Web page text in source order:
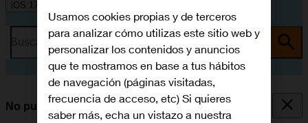
iOS 17
Busca por problema o tema
No puedo recibir llamadas
Usamos cookies propias y de terceros
para analizar cómo utilizas este sitio web y
personalizar los contenidos y anuncios
que te mostramos en base a tus hábitos
de navegación (páginas visitadas,
frecuencia de acceso, etc) Si quieres
saber más, echa un vistazo a nuestra